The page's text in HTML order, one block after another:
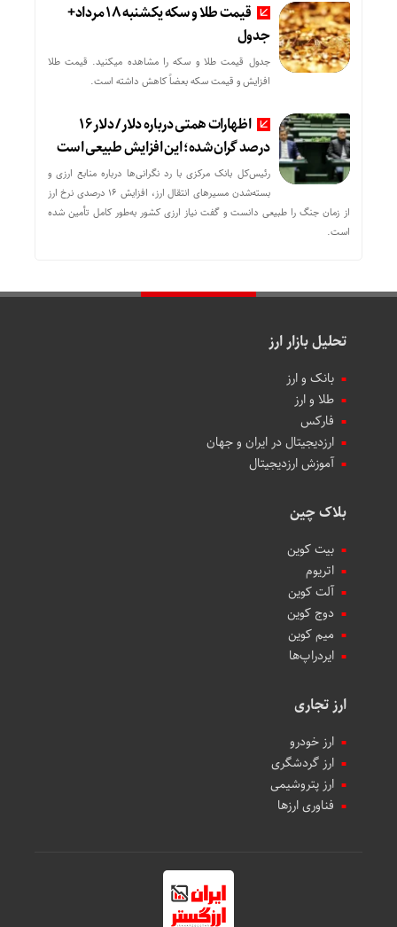
قیمت طلا و سکه یکشنبه 18 مرداد+
جدول
جدول قیمت طلا و سکه را مشاهده میکنید. قیمت‌ طلا
افزایش و قیمت سکه بعضاً کاهش داشته است.
اظهارات همتی درباره دلار/ دلار ۱۶
درصد گران شده؛ این افزایش طبیعی است
رئیس‌کل بانک مرکزی با رد نگرانی‌ها درباره منابع ارزی و
بسته‌شدن مسیرهای انتقال ارز، افزایش ۱۶ درصدی نرخ ارز
از زمان جنگ را طبیعی دانست و گفت نیاز ارزی کشور به‌طور کامل تأمین شده
است.
تحلیل بازار ارز
بانک و ارز
طلا و ارز
فارکس
ارزدیجیتال در ایران و جهان
آموزش ارزدیجیتال
بلاک چین
بیت کوین
اتریوم
آلت کوین
دوج کوین
میم کوین‌
ایردراپ‌ها
ارز تجاری
ارز خودرو
ارز گردشگری
ارز پتروشیمی
فناوری ارزها